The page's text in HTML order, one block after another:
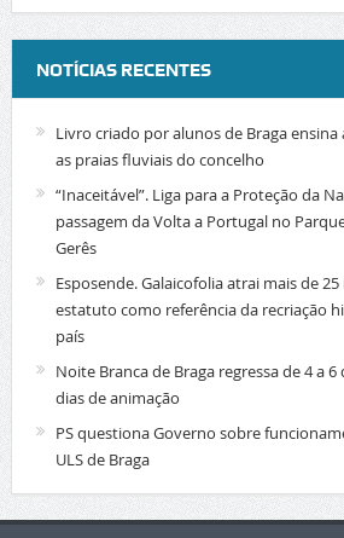
NOTÍCIAS RECENTES
Livro criado por alunos de Braga
as praias fluviais do concelho
“Inaceitável”. Liga para a Proteção da
passagem da Volta a Portugal no
Gerês
Esposende. Galaicofolia atrai mais de
estatuto como referência da recriação
país
Noite Branca de Braga regressa de 4 a
dias de animação
PS questiona Governo sobre
ULS de Braga